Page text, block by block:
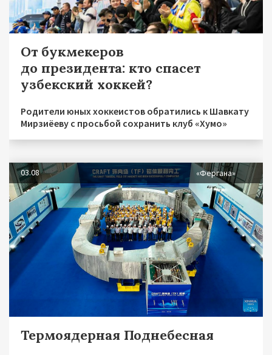
От букмекеров
до президента: кто спасет
узбекский хоккей?
Родители юных хоккеистов обратились к Шавкату
Мирзиёеву с просьбой сохранить клуб «Хумо»
03.08 «Фергана»
Термоядерная Поднебесная